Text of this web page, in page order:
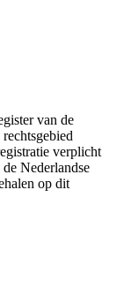
van de
verplicht
Nederlandse
op dit